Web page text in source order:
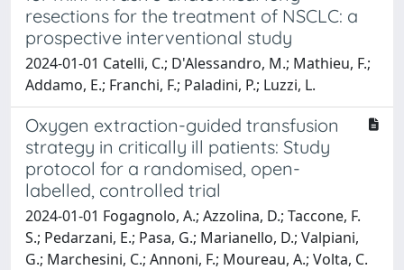
resections for the treatment of NSCLC: a
prospective interventional study
2024-01-01 Catelli, C.; D'Alessandro, M.; Mathieu, F.;
Addamo, E.; Franchi, F.; Paladini, P.; Luzzi, L.
Oxygen extraction-guided transfusion
strategy in critically ill patients: Study
protocol for a randomised, open-
labelled, controlled trial
2024-01-01 Fogagnolo, A.; Azzolina, D.; Taccone, F.
S.; Pedarzani, E.; Pasa, G.; Marianello, D.; Valpiani,
G.; Marchesini, C.; Annoni, F.; Moureau, A.; Volta, C.